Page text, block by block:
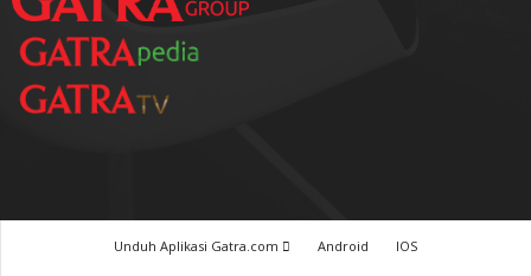
Unduh Aplikasi Gatra.com Android
IOS